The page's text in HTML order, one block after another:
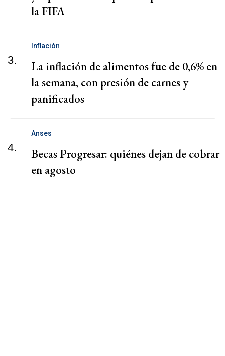
la FIFA
3.
Inflación
La inflación de alimentos fue de 0,6% en
la semana, con presión de carnes y
panificados
4.
Anses
Becas Progresar: quiénes dejan de cobrar
en agosto